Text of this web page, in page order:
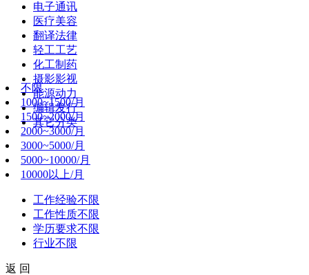
电子通讯
医疗美容
翻译法律
轻工工艺
化工制药
摄影影视
能源动力
编辑发行
其它分类
不限
1000~1500/月
1500~2000/月
2000~3000/月
3000~5000/月
5000~10000/月
10000以上/月
工作经验不限
工作性质不限
学历要求不限
行业不限
返 回